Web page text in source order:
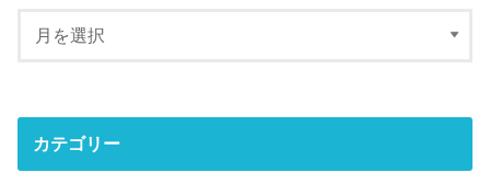
カテゴリー